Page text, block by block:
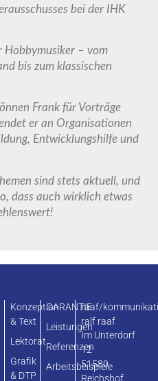
bei der IHK
Hobbymusiker – vom
bis zum klassischen
Frank für Vorträge
er an Organisationen
Entwicklungshilfe und
sind stets aktuell, und
dass auch wirklich etwas
Konzeption
& Text
Lektorat
Grafik
& DTP
GARANTIE
Leistungen
Referenzen
Arbeitsbeispiele
raaf/
ralf raaf
Im Unterdorf
12
51580
Reichshof